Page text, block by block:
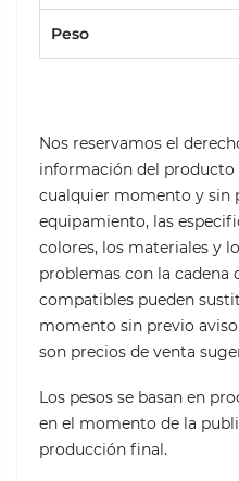
Peso
Nos reservamos el
información del producto
cualquier momento y sin
equipamiento, las
colores, los materiales y
problemas con la cadena
compatibles pueden
momento sin previo
son precios de venta
Los pesos se basan en
en el momento de la
producción final.